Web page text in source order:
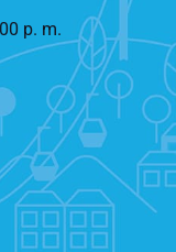
p. m.